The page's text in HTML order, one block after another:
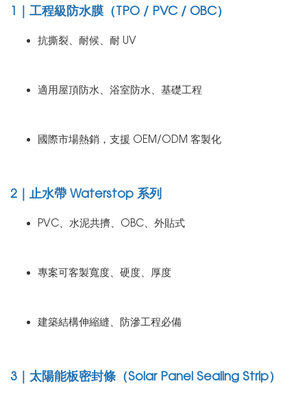
1｜工程級防水膜（TPO / PVC / OBC）
抗撕裂、耐候、耐 UV
適用屋頂防水、浴室防水、基礎工程
國際市場熱銷，支援 OEM/ODM 客製化
2｜止水帶 Waterstop 系列
PVC、水泥共擠、OBC、外貼式
專案可客製寬度、硬度、厚度
建築結構伸縮縫、防滲工程必備
3｜太陽能板密封條（Solar Panel Sealing Strip）